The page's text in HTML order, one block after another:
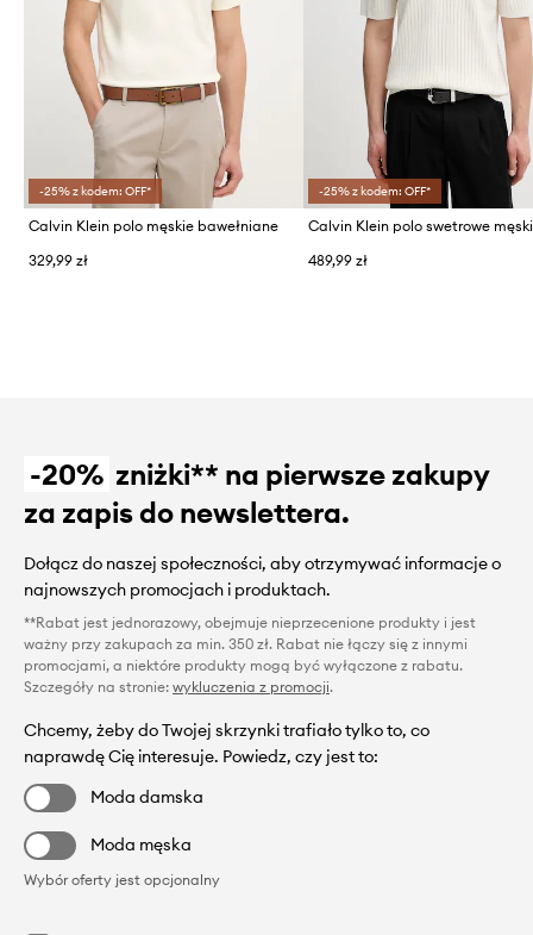
-25% z kodem: OFF*
Calvin Klein polo męskie bawełniane
329,99 zł
-25% z kodem: OFF*
489,99 zł
-20% zniżki** na pierwsze zakupy
za zapis do newslettera.
Dołącz do naszej społeczności, aby otrzymywać informacje o
najnowszych promocjach i produktach.
**Rabat jest jednorazowy, obejmuje nieprzecenione produkty i jest
ważny przy zakupach za min. 350 zł. Rabat nie łączy się z innymi
promocjami, a niektóre produkty mogą być wyłączone z rabatu.
Szczegóły na stronie: wykluczenia z promocji.
Chcemy, żeby do Twojej skrzynki trafiało tylko to, co
naprawdę Cię interesuje. Powiedz, czy jest to:
Moda damska
Moda męska
Wybór oferty jest opcjonalny